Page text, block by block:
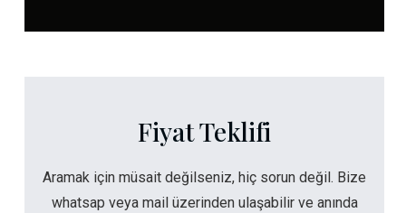
Fiyat Teklifi
Aramak için müsait değilseniz, hiç sorun değil. Bize
whatsap veya mail üzerinden ulaşabilir ve anında